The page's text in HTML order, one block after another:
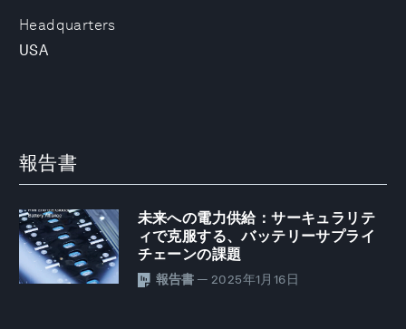
Headquarters
USA
報告書
未来への電力供給：サーキュラリテ
ィで克服する、バッテリーサプライ
チェーンの課題
報告書 — 2025年1月16日